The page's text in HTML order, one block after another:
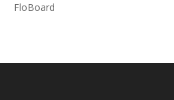
FloBoard